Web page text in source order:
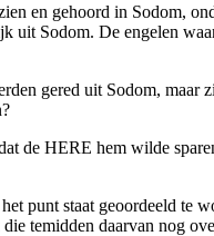
en gehoord in Sodom,
uit Sodom. De engelen
gered uit Sodom, maar
de HERE hem wilde
punt staat geoordeeld te
temidden daarvan nog